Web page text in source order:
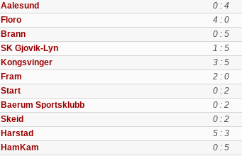
Aalesund
0 : 4
Floro
4 : 0
Brann
0 : 5
SK Gjovik-Lyn
1 : 5
Kongsvinger
3 : 5
Fram
2 : 0
Start
0 : 2
Baerum Sportsklubb
0 : 2
Skeid
0 : 2
Harstad
5 : 3
HamKam
0 : 5